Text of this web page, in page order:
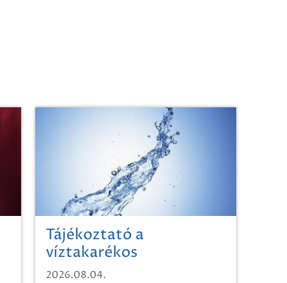
Tájékoztató a
víztakarékos
vízhasználatról
2026.08.04.